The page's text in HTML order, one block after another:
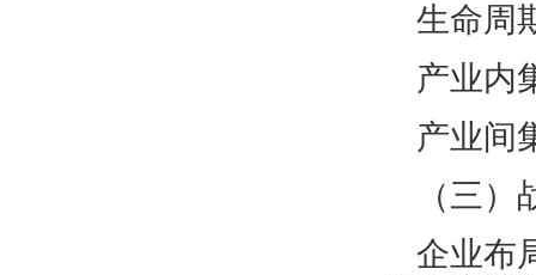
生命周
产业内
产业间
（三
企业布